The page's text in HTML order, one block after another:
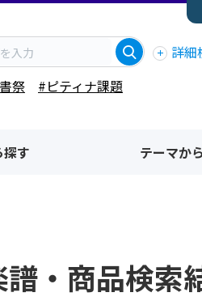
詳細
祭
#ピティナ課題
す テーマか
・商品検索